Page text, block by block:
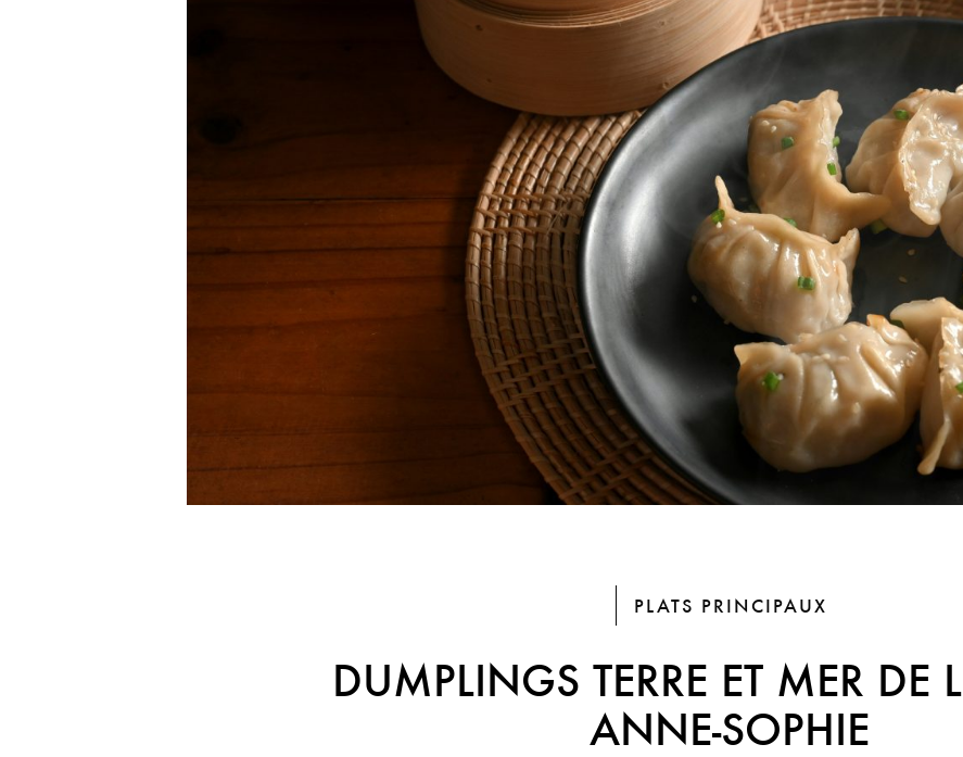
PLATS PRINCIPAUX
DUMPLINGS TERRE ET MER DE
ANNE-SOPHIE